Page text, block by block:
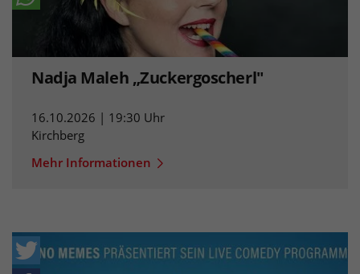
Nadja Maleh „Zuckergoscherl"
16.10.2026 | 19:30 Uhr
Kirchberg
Mehr Informationen